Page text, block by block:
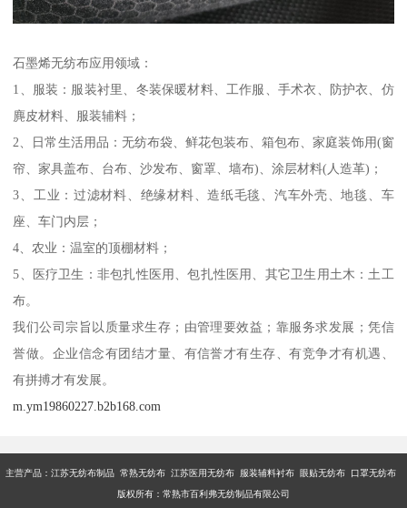
石墨烯无纺布应用领域：
1、服装：服装衬里、冬装保暖材料、工作服、手术衣、防护衣、仿
麂皮材料、服装辅料；
2、日常生活用品：无纺布袋、鲜花包装布、箱包布、家庭装饰用(窗
帘、家具盖布、台布、沙发布、窗罩、墙布)、涂层材料(人造革)；
3、工业：过滤材料、绝缘材料、造纸毛毯、汽车外壳、地毯、车
座、车门内层；
4、农业：温室的顶棚材料；
5、医疗卫生：非包扎性医用、包扎性医用、其它卫生用土木：土工
布。
我们公司宗旨以质量求生存；由管理要效益；靠服务求发展；凭信
誉做。企业信念有团结才量、有信誉才有生存、有竞争才有机遇、
有拼搏才有发展。
m.ym19860227.b2b168.com
主营产品：江苏无纺布制品 常熟无纺布 江苏医用无纺布 服装辅料衬布 眼贴无纺布 口罩无纺布
版权所有：常熟市百利弗无纺制品有限公司